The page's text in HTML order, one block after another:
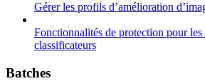
Gérer les profils d’amélioration
Fonctionnalités de protection pour
classificateurs
Batches